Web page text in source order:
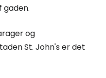
gaden.
og
St. John's er det